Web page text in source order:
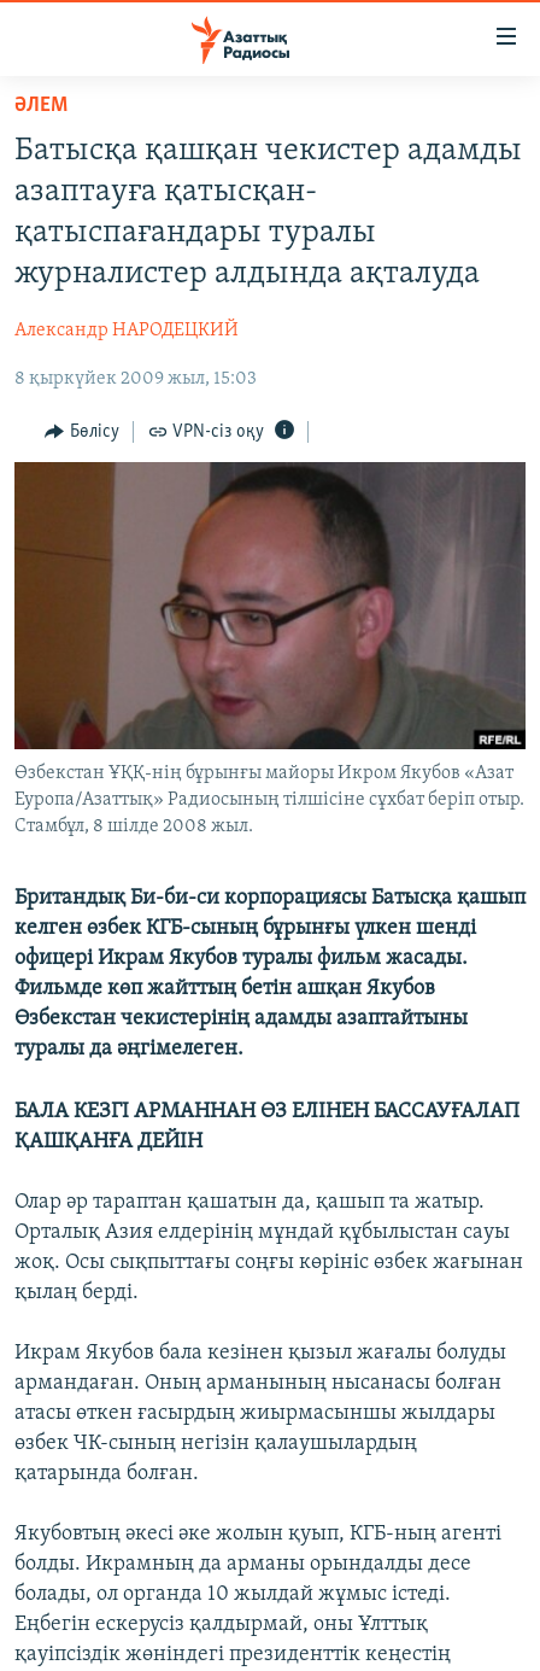
Skip
main
content
to
main
Skip
to
AZATTYQTV
ӘЛЕУМЕТ
ӘЛЕМ
АРНАЙЫ ЖОБАЛАР
ЖАЗЫЛЫҢЫЗ
Басқа тілдерде
ӘЛЕМ
Батысқа қашқан чекистер адамды
азаптауға қатысқан-
қатыспағандары туралы
журналистер алдында ақталуда
Александр НАРОДЕЦКИЙ
8 қыркүйек 2009 жыл, 15:03
Бөлісу VPN-сіз оқу
Өзбекстан ҰҚҚ-нің бұрынғы майоры Икром Якубов «Азат
Еуропа/Азаттық» Радиосының тілшісіне сұхбат беріп отыр.
Стамбұл, 8 шілде 2008 жыл.
Британдық Би-би-си корпорациясы Батысқа қашып
келген өзбек КГБ-сының бұрынғы үлкен шенді
офицері Икрам Якубов туралы фильм жасады.
Фильмде көп жайттың бетін ашқан Якубов
Өзбекстан чекистерінің адамды азаптайтыны
туралы да әңгімелеген.
БАЛА КЕЗГІ АРМАННАН ӨЗ ЕЛІНЕН БАССАУҒАЛАП
ҚАШҚАНҒА ДЕЙІН
Олар әр тараптан қашатын да, қашып та жатыр.
Орталық Азия елдерінің мұндай құбылыстан сауы
жоқ. Осы сықпыттағы соңғы көрініс өзбек жағынан
қылаң берді.
Икрам Якубов бала кезінен қызыл жағалы болуды
армандаған. Оның арманының нысанасы болған
атасы өткен ғасырдың жиырмасыншы жылдары
өзбек ЧК-сының негізін қалаушылардың
қатарында болған.
Якубовтың әкесі әке жолын қуып, КГБ-ның агенті
болды. Икрамның да арманы орындалды десе
болады, ол органда 10 жылдай жұмыс істеді.
Еңбегін ескерусіз қалдырмай, оны Ұлттық
қауіпсіздік жөніндегі президенттік кеңестің